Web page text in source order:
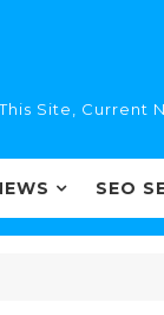
Site, Current
SEO